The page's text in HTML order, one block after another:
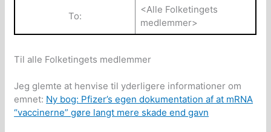
To:
<Alle Folketingets
medlemmer>
Til alle Folketingets medlemmer
Jeg glemte at henvise til yderligere informationer om
emnet: Ny bog: Pfizer’s egen dokumentation af at mRNA
“vaccinerne” gøre langt mere skade end gavn